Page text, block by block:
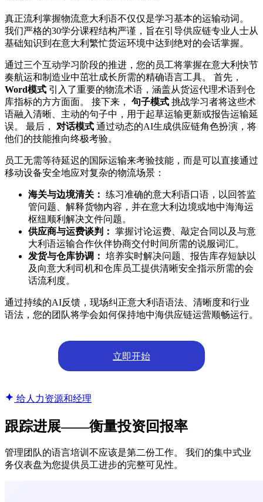
真正流利掌握物流意大利语不仅仅是学习基本的运输动词。
我们严格的30学分课程结构严谨，旨在引导供应链专业人士从
基础知识到在意大利繁忙货运环境中达到绝对的会话掌握。
通过三个互动学习阶段的推进，您的员工将掌握在意大利快节
奏航运和制造业中茁壮成长所需的精确语言工具。 首先，
Word模式 引入了重要的物流术语，涵盖从货运代理术语到仓
库指标的方方面面。 接下来， 句子模式 挑战学习者将这些术
语融入清晰、主动的句子中，用于起草运输更新或报告运输延
误。 最后， 对话模式 通过动态的AI生成供应链角色扮演，将
他们的技能推向终极考验。
员工无需等待延迟的国际运输来考验技能，而是可以直接通过
移动设备安全地应对复杂的物流场景：
海关与边境清关： 练习准确的意大利语口语，以回答监
管问题、解释货物内容，并在意大利边境或地中海海运
枢纽顺利解决文件问题。
供应商与运费谈判： 掌握讨论运费、敲定合同以及与意
大利语运输合作伙伴协商交付时间所需的说服词汇。
发货与仓库协调： 培养实时解决问题、报告库存短缺以
及向意大利司机和仓库员工提供清晰安全指示所需的会
话流利度。
通过持续的AI反馈，现场纠正意大利语语法、清晰度和行业
语法，您的团队将学会如何保持地中海供应链运营顺畅运行。
立即开始
给人力资源和经理
跟踪进展——衡量投资回报率
管理团队的语言培训不应该是第二份工作。 我们的集中式业
务仪表盘为您提供员工进步的完整可见性。